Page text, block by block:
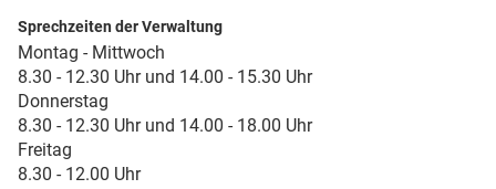
Sprechzeiten der Verwaltung
Montag - Mittwoch
8.30 - 12.30 Uhr und 14.00 - 15.30 Uhr
Donnerstag
8.30 - 12.30 Uhr und 14.00 - 18.00 Uhr
Freitag
8.30 - 12.00 Uhr